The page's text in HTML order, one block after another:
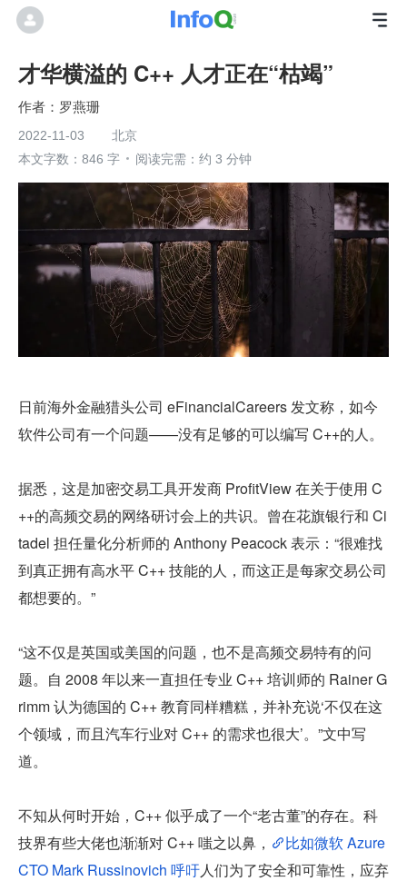
才华横溢的 C++ 人才正在“枯竭”
罗燕珊
2022-11-03
北京
本文字数：846 字
阅读完需：约 3 分钟
日前海外金融猎头公司 eFinancialCareers 发文称，如今
软件公司有一个问题——没有足够的可以编写 C++的人。
据悉，这是加密交易工具开发商 ProfitView 在关于使用 C
++的高频交易的网络研讨会上的共识。曾在花旗银行和 Ci
tadel 担任量化分析师的 Anthony Peacock 表示：“很难找
到真正拥有高水平 C++ 技能的人，而这正是每家交易公司
都想要的。”
“这不仅是英国或美国的问题，也不是高频交易特有的问
题。自 2008 年以来一直担任专业 C++ 培训师的 Rainer G
rimm 认为德国的 C++ 教育同样糟糕，并补充说‘不仅在这
个领域，而且汽车行业对 C++ 的需求也很大’。”文中写
道。
不知从何时开始，C++ 似乎成了一个“老古董”的存在。科
技界有些大佬也渐渐对 C++ 嗤之以鼻，
比如微软 Azure
CTO Mark Russinovich 呼吁人们为了安全和可靠性，应弃